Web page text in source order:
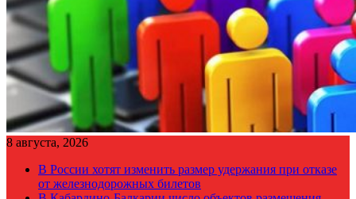
8 августа, 2026
В России хотят изменить размер удержания при отказе
от железнодорожных билетов